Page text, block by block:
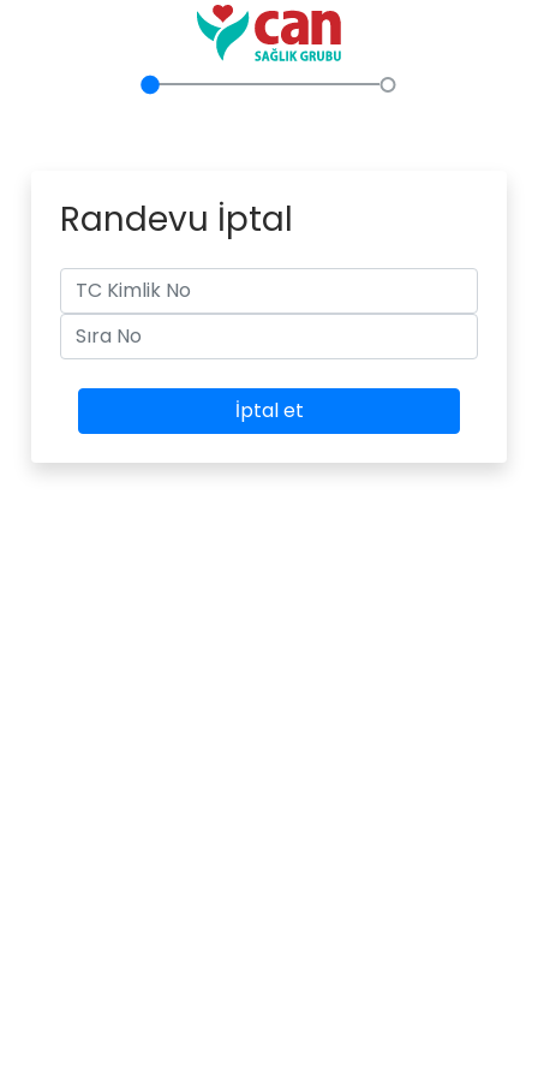
Randevu İptal
İptal et